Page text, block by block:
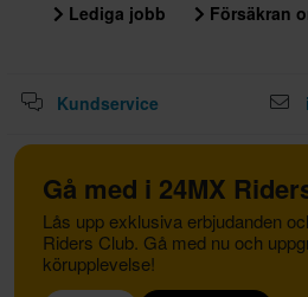
Lediga jobb
Försäkran
Kundservice
Gå med i 24MX
Lås upp exklusiva erbjudanden
Riders Club. Gå med nu och
körupplevelse!